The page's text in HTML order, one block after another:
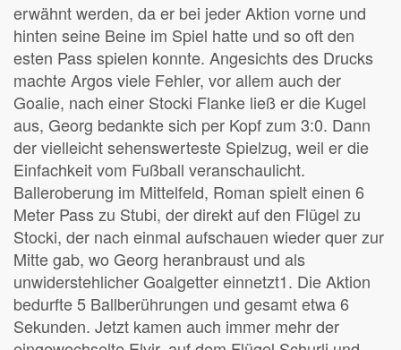
erwähnt werden, da er bei jeder Aktion vorne und
hinten seine Beine im Spiel hatte und so oft den
esten Pass spielen konnte. Angesichts des Drucks
machte Argos viele Fehler, vor allem auch der
Goalie, nach einer Stocki Flanke ließ er die Kugel
aus, Georg bedankte sich per Kopf zum 3:0. Dann
der vielleicht sehenswerteste Spielzug, weil er die
Einfachkeit vom Fußball veranschaulicht.
Balleroberung im Mittelfeld, Roman spielt einen 6
Meter Pass zu Stubi, der direkt auf den Flügel zu
Stocki, der nach einmal aufschauen wieder quer zur
Mitte gab, wo Georg heranbraust und als
unwiderstehlicher Goalgetter einnetzt1. Die Aktion
bedurfte 5 Ballberührungen und gesamt etwa 6
Sekunden. Jetzt kamen auch immer mehr der